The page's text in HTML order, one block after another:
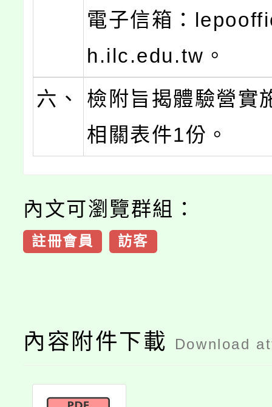
電子信箱：
h.ilc.edu.tw。
六、
檢附旨揭體驗營實
相關表件1份。
內文可瀏覽群組：
註冊會員 訪客
內容附件下載 Download